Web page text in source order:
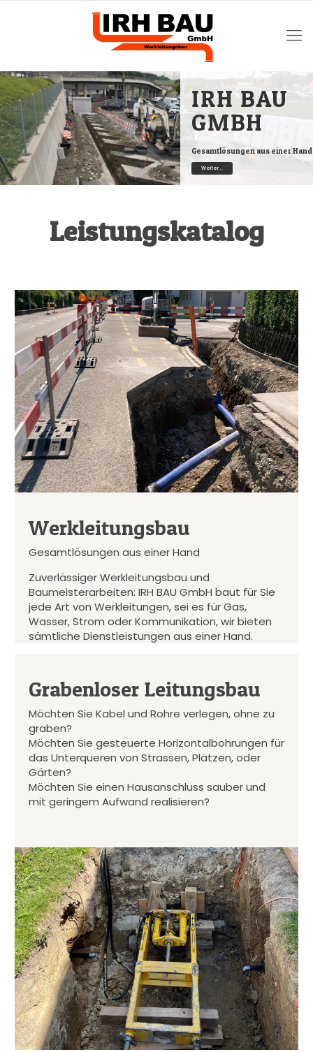
IRH BAU
GMBH
Gesamtlösungen aus einer
Weiter...
Leistungskatalog
Werkleitungsbau
Gesamtlösungen aus einer Hand
Zuverlässiger Werkleitungsbau und
Baumeisterarbeiten: IRH BAU GmbH baut für Sie
jede Art von Werkleitungen, sei es für Gas,
Wasser, Strom oder Kommunikation, wir bieten
sämtliche Dienstleistungen aus einer Hand.
Grabenloser Leitungsbau
Möchten Sie Kabel und Rohre verlegen, ohne zu
graben?
Möchten Sie gesteuerte Horizontalbohrungen für
das Unterqueren von Strassen, Plätzen, oder
Gärten?
Möchten Sie einen Hausanschluss sauber und
mit geringem Aufwand realisieren?